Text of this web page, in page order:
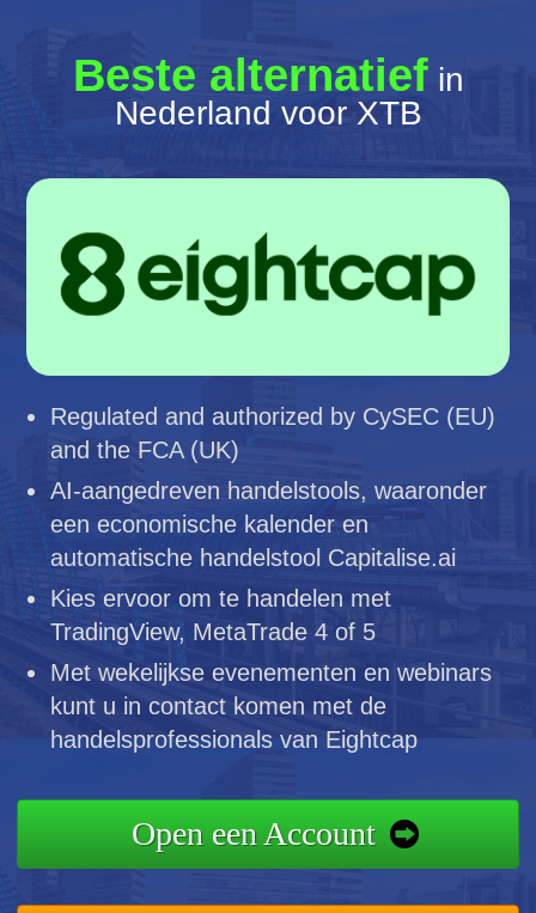
Beste alternatiefin
Nederland voor XTB
Regulated and authorized by CySEC (EU)
and the FCA (UK)
AI-aangedreven handelstools, waaronder
een economische kalender en
automatische handelstool Capitalise.ai
Kies ervoor om te handelen met
TradingView, MetaTrade 4 of 5
Met wekelijkse evenementen en webinars
kunt u in contact komen met de
handelsprofessionals van Eightcap
Open een Account